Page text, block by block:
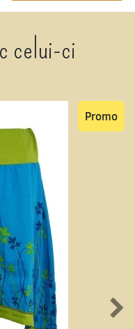
celui-ci
Promo